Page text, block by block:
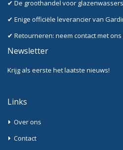
✔ De groothandel voor glazenwassers
✔ Enige officiële leverancier van
✔ Retourneren: neem contact met ons
Newsletter
Krijg als eerste het laatste nieuws!
Links
Over ons
Contact